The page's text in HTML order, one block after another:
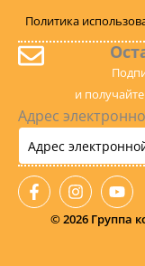
Политика
и
Адрес
F
a
c
I
n
s
Y
o
u
©2026 Группа